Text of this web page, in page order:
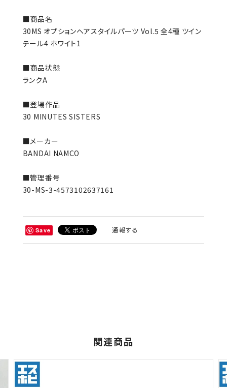
■商品名
30MS オプションヘアスタイルパーツ Vol.5 全4種 ツイン
テール4 ホワイト1
■商品状態
ランクA
■登場作品
30 MINUTES SISTERS
■メーカー
BANDAI NAMCO
■管理番号
30-MS-3-4573102637161
Save 通報する
関連商品